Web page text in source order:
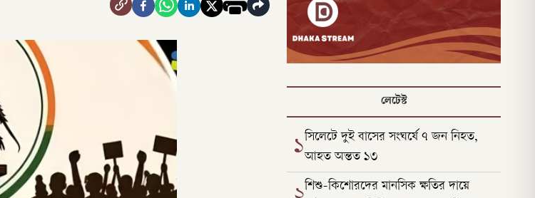
লেটেস্ট
১সিলেটে দুই বাসের সংঘর্ষে ৭ জন নিহত,
আহত অন্তত ১৩
শিশু-কিশোরদের মানসিক ক্ষতির দায়ে